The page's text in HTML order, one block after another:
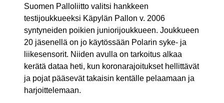
Suomen Palloliitto valitsi hankkeen
testijoukkueeksi Käpylän Pallon v. 2006
syntyneiden poikien juniorijoukkueen. Joukkueen
20 jäsenellä on jo käytössään Polarin syke- ja
liikesensorit. Niiden avulla on tarkoitus alkaa
kerätä dataa heti, kun koronarajoitukset hellittävät
ja pojat pääsevät takaisin kentälle pelaamaan ja
harjoittelemaan.